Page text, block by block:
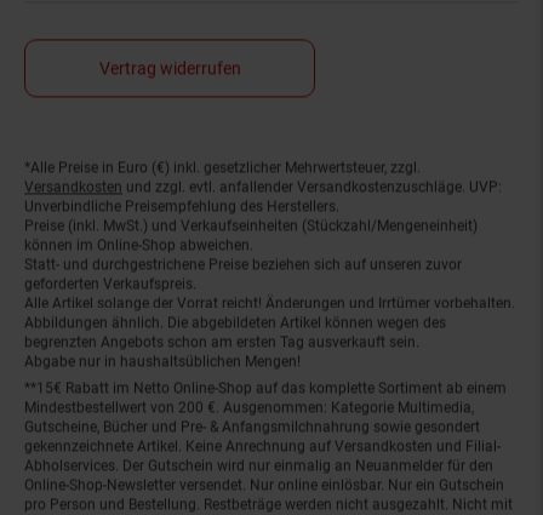
Vertrag widerrufen
Fußnoten
*Alle Preise in Euro (€) inkl. gesetzlicher Mehrwertsteuer, zzgl.
Versandkosten und zzgl. evtl. anfallender Versandkostenzuschläge. UVP:
Unverbindliche Preisempfehlung des Herstellers.
Preise (inkl. MwSt.) und Verkaufseinheiten (Stückzahl/Mengeneinheit)
können im Online-Shop abweichen.
Statt- und durchgestrichene Preise beziehen sich auf unseren zuvor
geforderten Verkaufspreis.
Alle Artikel solange der Vorrat reicht! Änderungen und Irrtümer vorbehalten.
Abbildungen ähnlich. Die abgebildeten Artikel können wegen des
begrenzten Angebots schon am ersten Tag ausverkauft sein.
Abgabe nur in haushaltsüblichen Mengen!
**15€ Rabatt im Netto Online-Shop auf das komplette Sortiment ab einem
Mindestbestellwert von 200 €. Ausgenommen: Kategorie Multimedia,
Gutscheine, Bücher und Pre- & Anfangsmilchnahrung sowie gesondert
gekennzeichnete Artikel. Keine Anrechnung auf Versandkosten und Filial-
Abholservices. Der Gutschein wird nur einmalig an Neuanmelder für den
Online-Shop-Newsletter versendet. Nur online einlösbar. Nur ein Gutschein
pro Person und Bestellung. Restbeträge werden nicht ausgezahlt. Nicht mit